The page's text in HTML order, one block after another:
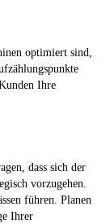
optimiert sind,
Ihre
dass sich der
vorzugehen.
führen. Planen
Ihrer